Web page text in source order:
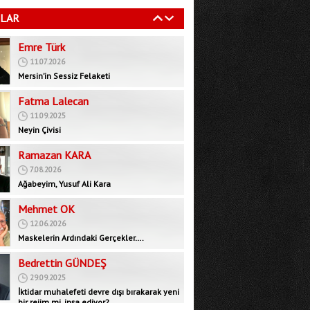
11.07.2026
Mersin’in Sessiz Felaketi
Fatma Lalecan
11.09.2025
Neyin Çivisi
Ramazan KARA
7.08.2026
Ağabeyim, Yusuf Ali Kara
Mehmet OK
12.06.2026
Maskelerin Ardındaki Gerçekler….
Bedrettin GÜNDEŞ
29.09.2025
İktidar muhalefeti devre dışı bırakarak yeni
Ender ERDEMİL
11.04.2017
Adalet.